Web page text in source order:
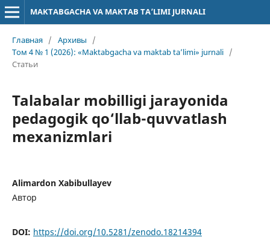
MAKTABGACHA VA MAKTAB TA’LIMI JURNALI
Главная / Архивы
/
Том 4 № 1 (2026): «Maktabgacha va maktab ta’limi» jurnali /
Статьи
Talabalar mobilligi jarayonida
pedagogik qo‘llab-quvvatlash
mexanizmlari
Alimardon Xabibullayev
Автор
DOI: https://doi.org/10.5281/zenodo.18214394